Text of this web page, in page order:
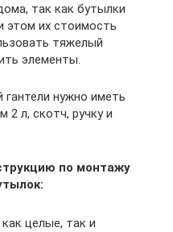
так как бутылки
этом их стоимость
тяжелый
элементы.
гантели нужно иметь
2 л, скотч, ручку и
по монтажу
целые, так и